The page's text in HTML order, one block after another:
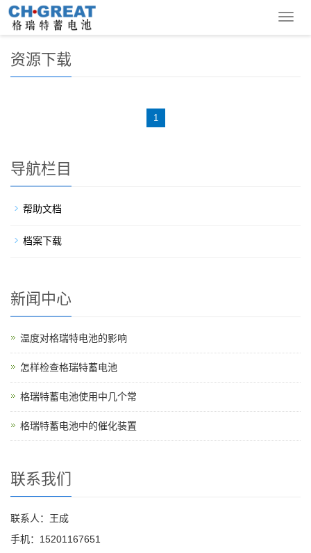
导
您的位置：首 页
资源下载
1
导航栏目
帮助文档
档案下载
新闻中心
温度对格瑞特电池的影响
怎样检查格瑞特蓄电池
格瑞特蓄电池使用中几个常
格瑞特蓄电池中的催化装置
联系我们
联系人：王成
手机：15201167651